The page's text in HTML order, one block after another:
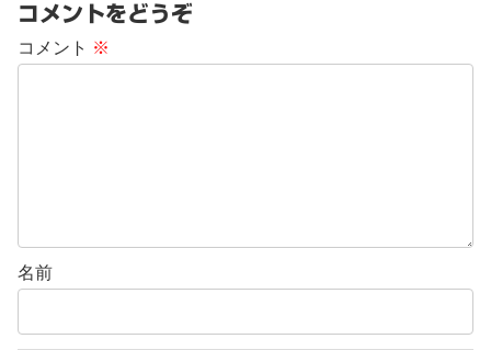
コメントをどうぞ
コメント ※
名前